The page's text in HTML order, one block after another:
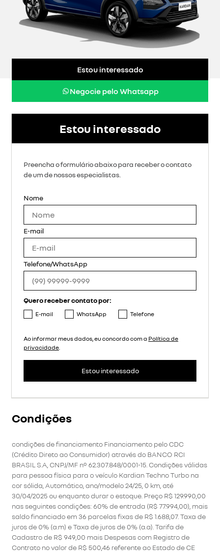
Estou interessado
Negocie pelo Whatsapp
Estou interessado
Preencha o formulário abaixo para receber o contato
de um de nossos especialistas.
Nome
E-mail
Telefone/WhatsApp
Quero receber contato por:
E-mail WhatsApp Telefone
Ao informar meus dados, eu concordo com a Política de
privacidade
Estou interessado
Condições
condições de financiamento Financiamento pelo CDC
(Crédito Direto ao Consumidor) através do BANCO RCI
BRASIL S.A, CNPJ/MF nº 62.307.848/0001-15. Condições válidas
para pessoa física para o veículo Kardian Techno Turbo na
cor sólida, Automático, ano/modelo 24/25, 0 km, até
30/04/2025 ou enquanto durar o estoque. Preço R$ 129.990,00
nas seguintes condições: 60% de entrada (R$ 77.994,00), mais
saldo financiado em 36 parcelas fixas de R$ 1.688,07. Taxa de
juros de 0% (a.m) e Taxa de juros de 0% (a.a). Tarifa de
Cadastro de R$ 949,00 mais Despesas com Registro de
Contrato no valor de R$ 500,46 referente ao Estado de CE